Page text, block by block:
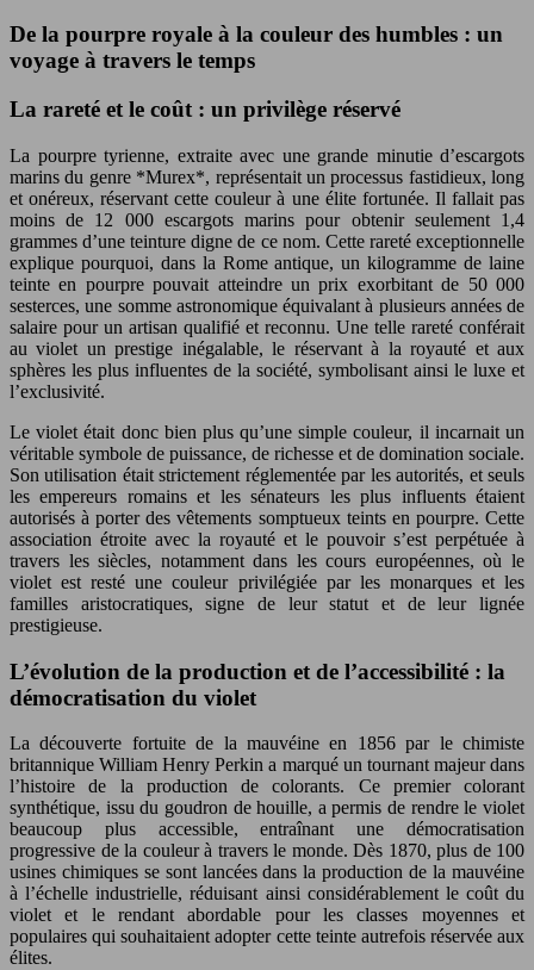
De la pourpre royale à la couleur des humbles : un
voyage à travers le temps
La rareté et le coût : un privilège réservé
La pourpre tyrienne, extraite avec une grande minutie d’escargots
marins du genre *Murex*, représentait un processus fastidieux, long
et onéreux, réservant cette couleur à une élite fortunée. Il fallait pas
moins de 12 000 escargots marins pour obtenir seulement 1,4
grammes d’une teinture digne de ce nom. Cette rareté exceptionnelle
explique pourquoi, dans la Rome antique, un kilogramme de laine
teinte en pourpre pouvait atteindre un prix exorbitant de 50 000
sesterces, une somme astronomique équivalant à plusieurs années de
salaire pour un artisan qualifié et reconnu. Une telle rareté conférait
au violet un prestige inégalable, le réservant à la royauté et aux
sphères les plus influentes de la société, symbolisant ainsi le luxe et
l’exclusivité.
Le violet était donc bien plus qu’une simple couleur, il incarnait un
véritable symbole de puissance, de richesse et de domination sociale.
Son utilisation était strictement réglementée par les autorités, et seuls
les empereurs romains et les sénateurs les plus influents étaient
autorisés à porter des vêtements somptueux teints en pourpre. Cette
association étroite avec la royauté et le pouvoir s’est perpétuée à
travers les siècles, notamment dans les cours européennes, où le
violet est resté une couleur privilégiée par les monarques et les
familles aristocratiques, signe de leur statut et de leur lignée
prestigieuse.
L’évolution de la production et de l’accessibilité : la
démocratisation du violet
La découverte fortuite de la mauvéine en 1856 par le chimiste
britannique William Henry Perkin a marqué un tournant majeur dans
l’histoire de la production de colorants. Ce premier colorant
synthétique, issu du goudron de houille, a permis de rendre le violet
beaucoup plus accessible, entraînant une démocratisation
progressive de la couleur à travers le monde. Dès 1870, plus de 100
usines chimiques se sont lancées dans la production de la mauvéine
à l’échelle industrielle, réduisant ainsi considérablement le coût du
violet et le rendant abordable pour les classes moyennes et
populaires qui souhaitaient adopter cette teinte autrefois réservée aux
élites.